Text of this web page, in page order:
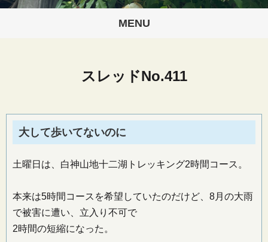
MENU
スレッドNo.411
大して歩いてないのに
土曜日は、白神山地十二湖トレッキング2時間コース。
本来は5時間コースを希望していたのだけど、8月の大雨
で被害に遭い、立入り不可で
2時間の短縮になった。